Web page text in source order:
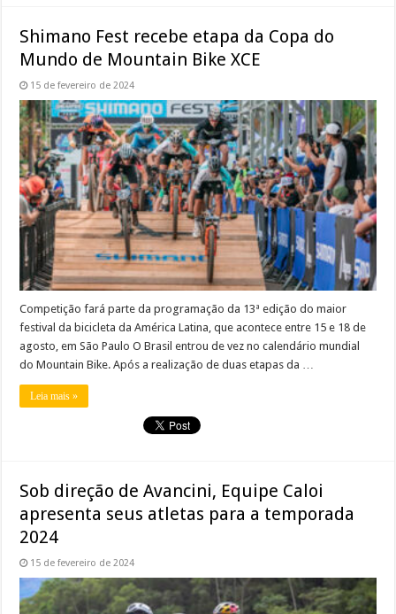
Shimano Fest recebe etapa da Copa do
Mundo de Mountain Bike XCE
15 de fevereiro de 2024
Competição fará parte da programação da 13ª edição do maior
festival da bicicleta da América Latina, que acontece entre 15 e 18 de
agosto, em São Paulo O Brasil entrou de vez no calendário mundial
do Mountain Bike. Após a realização de duas etapas da …
Leia mais »
Sob direção de Avancini, Equipe Caloi
apresenta seus atletas para a temporada
2024
15 de fevereiro de 2024